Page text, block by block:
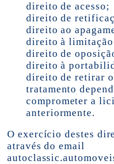
direito de acesso;
direito de
direito ao
direito à
direito de
direito à
direito de retirar
tratamento
comprometer a
anteriormente.
O exercício destes
através do email